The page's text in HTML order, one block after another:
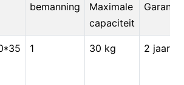
bemanning
Maximale
capaciteit
Garantie
1 30 kg 2 jaar